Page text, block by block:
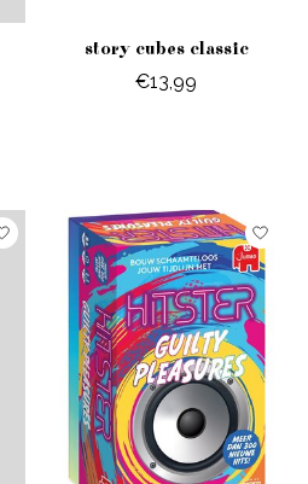
story cubes classic
€13,99